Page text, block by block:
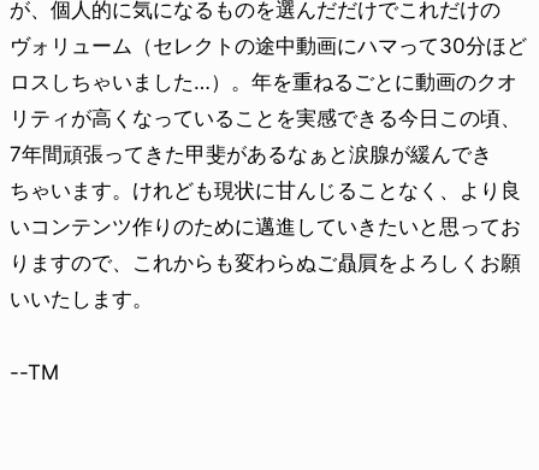
が、個人的に気になるものを選んだだけでこれだけの
ヴォリューム（セレクトの途中動画にハマって30分ほど
ロスしちゃいました…）。年を重ねるごとに動画のクオ
リティが高くなっていることを実感できる今日この頃、
7年間頑張ってきた甲斐があるなぁと涙腺が緩んでき
ちゃいます。けれども現状に甘んじることなく、より良
いコンテンツ作りのために邁進していきたいと思ってお
りますので、これからも変わらぬご贔屓をよろしくお願
いいたします。
--TM